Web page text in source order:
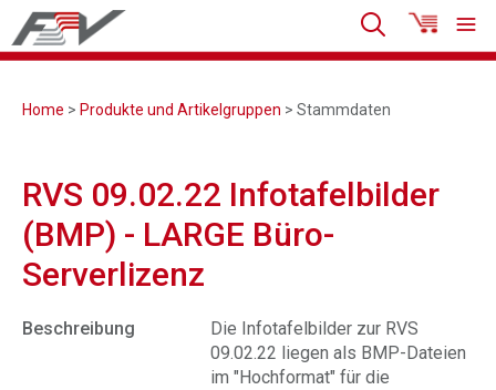
Home > Produkte und Artikelgruppen > Stammdaten
RVS 09.02.22 Infotafelbilder
(BMP) - LARGE Büro-
Serverlizenz
Beschreibung
Die Infotafelbilder zur RVS
09.02.22 liegen als BMP-Dateien
im "Hochformat" für die